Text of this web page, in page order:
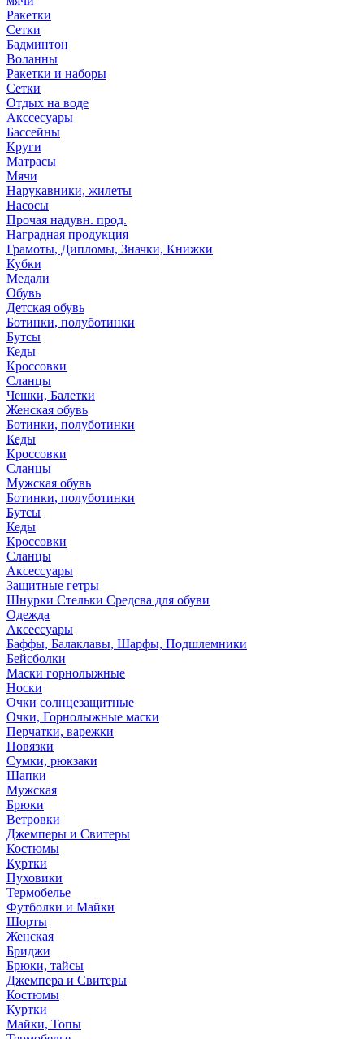
Ракетки
Сетки
Бадминтон
Воланны
Ракетки и наборы
Сетки
Отдых на воде
Акссесуары
Бассейны
Круги
Матрасы
Мячи
Нарукавники, жилеты
Насосы
Прочая надувн. прод.
Наградная продукция
Грамоты, Дипломы, Значки, Книжки
Кубки
Медали
Обувь
Детская обувь
Ботинки, полуботинки
Бутсы
Кеды
Кроссовки
Сланцы
Чешки, Балетки
Женская обувь
Ботинки, полуботинки
Кеды
Кроссовки
Сланцы
Мужская обувь
Ботинки, полуботинки
Бутсы
Кеды
Кроссовки
Сланцы
Аксессуары
Защитные гетры
Шнурки Стельки Средсва для обуви
Одежда
Аксессуары
Баффы, Балаклавы, Шарфы, Подшлемники
Бейсболки
Маски горнолыжные
Носки
Очки солнцезащитные
Очки, Горнолыжные маски
Перчатки, варежки
Повязки
Сумки, рюкзаки
Шапки
Мужская
Брюки
Ветровки
Джемперы и Свитеры
Костюмы
Куртки
Пуховики
Термобелье
Футболки и Майки
Шорты
Женская
Бриджи
Брюки, тайсы
Джемпера и Свитеры
Костюмы
Куртки
Майки, Топы